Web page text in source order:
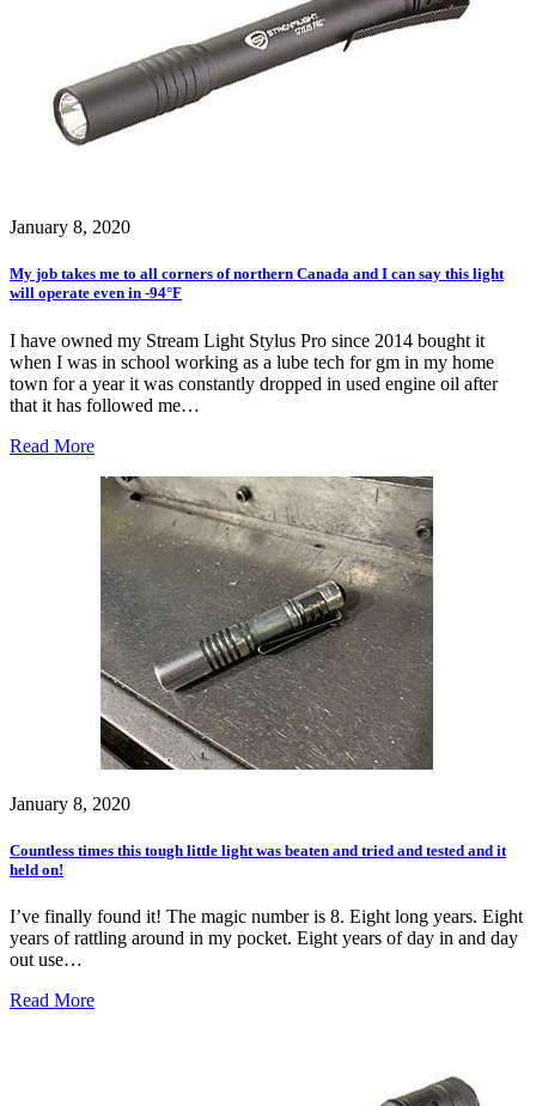
January 8, 2020
My job takes me to all corners of northern Canada and I can say this light
will operate even in -94°F
I have owned my Stream Light Stylus Pro since 2014 bought it
when I was in school working as a lube tech for gm in my home
town for a year it was constantly dropped in used engine oil after
that it has followed me…
Read More
January 8, 2020
Countless times this tough little light was beaten and tried and tested and it
held on!
I’ve finally found it! The magic number is 8. Eight long years. Eight
years of rattling around in my pocket. Eight years of day in and day
out use…
Read More